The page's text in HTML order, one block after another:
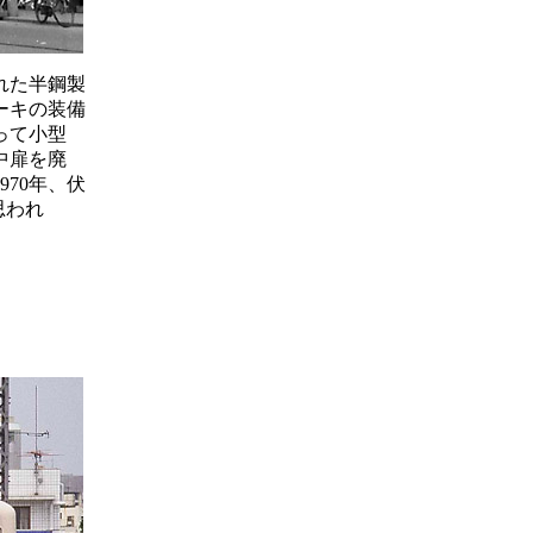
た半鋼製
キの装備
て小型
扉を廃
年、伏
われ